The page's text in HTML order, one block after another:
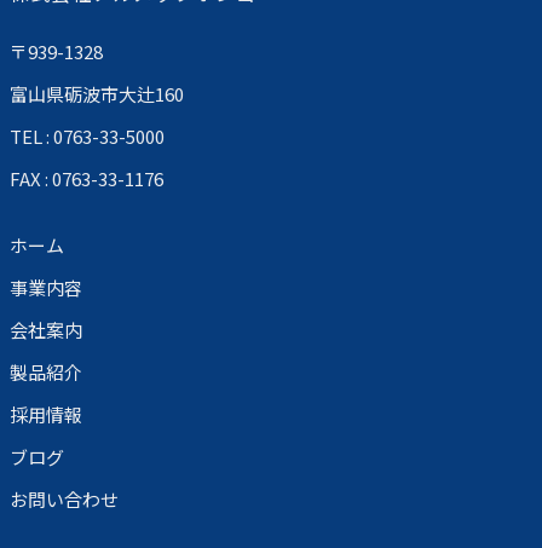
〒939-1328
富山県砺波市大辻160
TEL : 0763-33-5000
FAX : 0763-33-1176
ホーム
事業内容
会社案内
製品紹介
採用情報
ブログ
お問い合わせ